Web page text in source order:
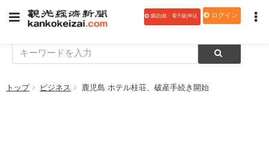
購読(紙・電子版)申込 ログイン
トップ ビジネス 鹿児島 ホテル桂荘、破産手続き開始